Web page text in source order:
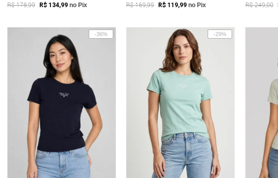
R$ 178,99 R$ 134,99 no Pix R$ 169,99 R$ 119,99 no Pix R$ 249,00
-36% -29%